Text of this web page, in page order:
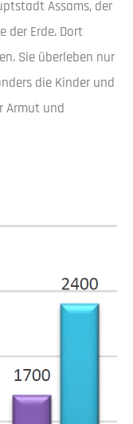
Assams, der
der Erde. Dort
Sie überleben nur
die Kinder und
Armut und